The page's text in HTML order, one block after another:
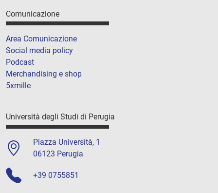
Comunicazione
Area Comunicazione
Social media policy
Podcast
Merchandising e shop
5xmille
Università degli Studi di Perugia
Piazza Università, 1
06123 Perugia
+39 0755851